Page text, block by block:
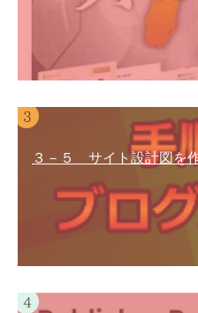
３－５ サイト設計図を